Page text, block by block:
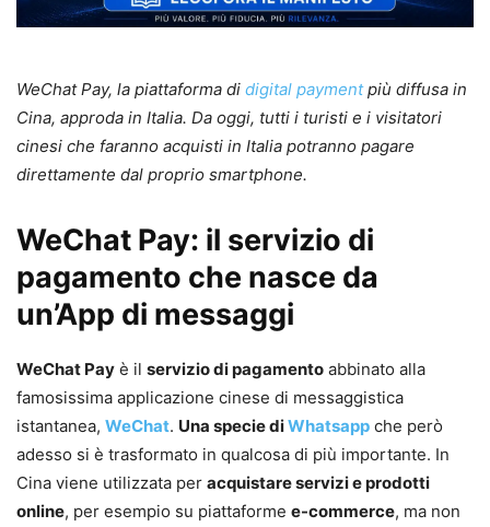
WeChat Pay, la piattaforma di digital paymentpiù diffusa in
Cina, approda in Italia. Da oggi, tutti i turisti e i visitatori
cinesi che faranno acquisti in Italia potranno pagare
direttamente dal proprio smartphone.
WeChat Pay: il servizio di
pagamento che nasce da
un’App di messaggi
WeChat Pay è il servizio di pagamento abbinato alla
famosissima applicazione cinese di messaggistica
istantanea, WeChat. Una specie diWhatsapp che però
adesso si è trasformato in qualcosa di più importante. In
Cina viene utilizzata per acquistare servizi e prodotti
online, per esempio su piattaforme e-commerce, ma non